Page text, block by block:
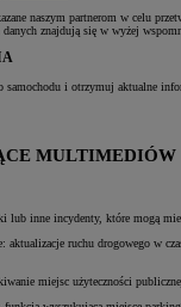
naszym partnerom w celu
znajdują się w wyżej
samochodu i otrzymuj aktualne
MULTIMEDIÓW
lub inne incydenty, które mogą
ruchu drogowego w
miejsc użyteczności